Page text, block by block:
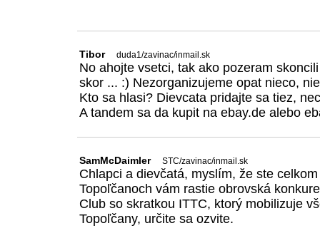
Tibor duda1/zavinac/inmail.sk
No ahojte vsetci, tak ako pozeram
skor ... :) Nezorganizujeme opat nieco,
Kto sa hlasi? Dievcata pridajte sa tiez,
A tandem sa da kupit na ebay.de alebo
SamMcDaimler STC/zavinac/inmail.sk
Chlapci a dievčatá, myslím, že ste
Topoľčanoch vám rastie obrovská
Club so skratkou ITTC, ktorý mobilizuje
Topoľčany, určite sa ozvite.